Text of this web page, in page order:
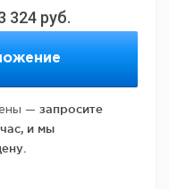
324 руб.
— запросите
и мы